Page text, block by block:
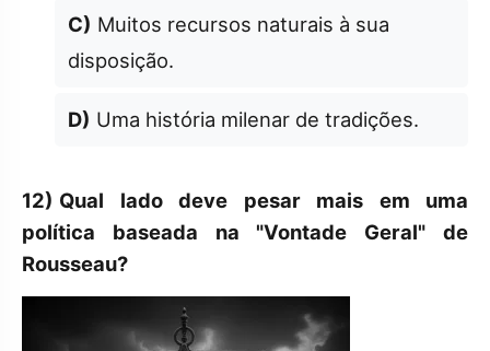
C) Muitos recursos naturais à sua
disposição.
D) Uma história milenar de tradições.
12) Qual lado deve pesar mais em uma
política baseada na "Vontade Geral" de
Rousseau?